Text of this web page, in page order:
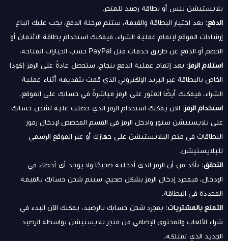
بلايستيشن بلس أو بطاقة رصيد للمتجر.
الدفع: بعد اختيار البطاقة والقيمة، ستتم مرحلة الدفع، يجب عليك اتباع
إرشادات الموقع لإتمام عملية الشراء، فيمكنك استخدام بطاقة الائتمان أو
الخصم أو الدفع عن طريق خدمات مثل PayPal حسب الخيارات المتاحة.
استلام الرمز: بعد إتمام عملية الدفع بنجاح، ستحصل عادةً على الرمز (كود)
الخاص بالبطاقة عبر البريد الإلكتروني الذي قمت بتقديمه أثناء عملية
الشراء، فيمكنك أيضًا العثور على الرمز مباشرةً في حسابك على الموقع.
استخدام الرمز: الآن يمكنك استخدام الرمز الذي حصلت عليه لشحن حسابك
على بلايستيشن ستور وادخل الرمز في القسم المخصص لإدخال رموز
البطاقات في متجر البلايستيشن على جهازك أو عبر الموقع الرسمي
للبلايستيشن.
التحقق: تأكد من أن الرمز الذي أدخلته صحيحًا ولا يوجد أي أخطاء في
الإدخال، فبمجرد إدخال الرمز بشكل صحيح، سيتم شحن حسابك بالقيمة
المحددة في البطاقة.
التمتع بالمشتريات: بمجرد شحن حسابك بالرصيد، يمكنك الآن البدء في
شراء الألعاب والمحتوى الإضافي من متجر بلايستيشن بواسطة الرصيد
الجديد الذي تمتلكه.